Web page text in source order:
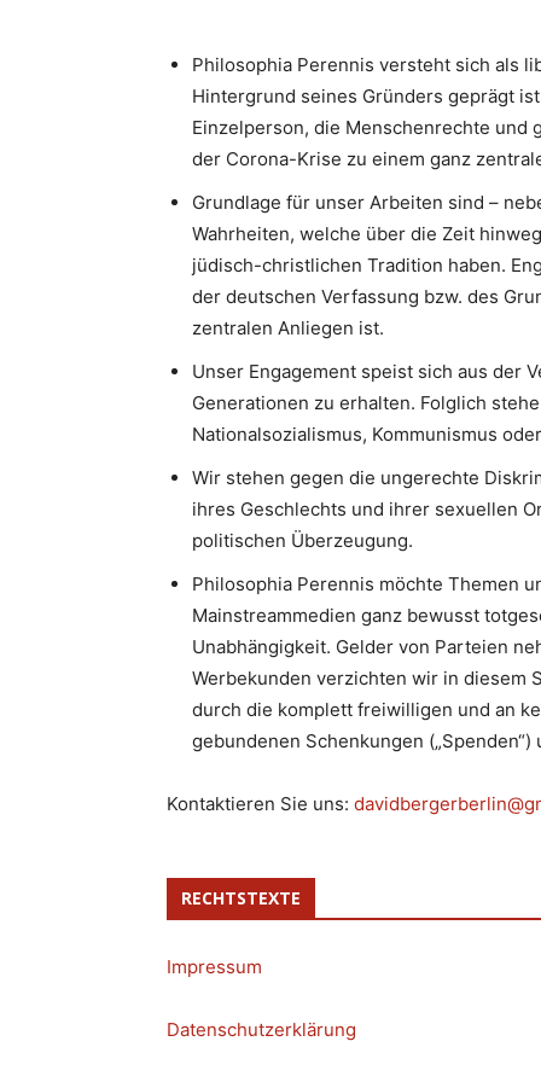
Philosophia Perennis versteht sich als
Hintergrund seines Gründers geprägt
Einzelperson, die Menschenrechte und
der Corona-Krise zu einem ganz
Grundlage für unser Arbeiten sind –
Wahrheiten, welche über die Zeit
jüdisch-christlichen Tradition haben.
der deutschen Verfassung bzw. des
zentralen Anliegen ist.
Unser Engagement speist sich aus der
Generationen zu erhalten. Folglich
Nationalsozialismus, Kommunismus
Wir stehen gegen die ungerechte
ihres Geschlechts und ihrer sexuellen
politischen Überzeugung.
Philosophia Perennis möchte Themen
Mainstreammedien ganz bewusst
Unabhängigkeit. Gelder von Parteien
Werbekunden verzichten wir in diesem
durch die komplett freiwilligen und an
gebundenen Schenkungen („Spenden“)
Kontaktieren Sie uns:
RECHTSTEXTE
Impressum
Datenschutzerklärung